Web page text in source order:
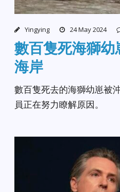
Yingying 24 May 2024
數百隻死海獅幼
海岸
數百隻死去的海獅幼崽被
員正在努力瞭解原因。